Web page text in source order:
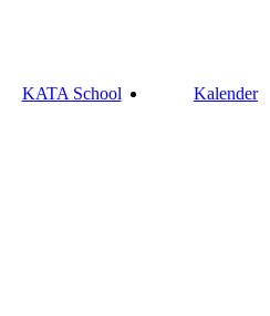
KATA School Kalender